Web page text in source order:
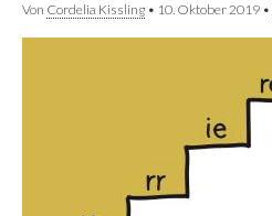
Von Cordelia Kissling • 10. Oktober 2019 •